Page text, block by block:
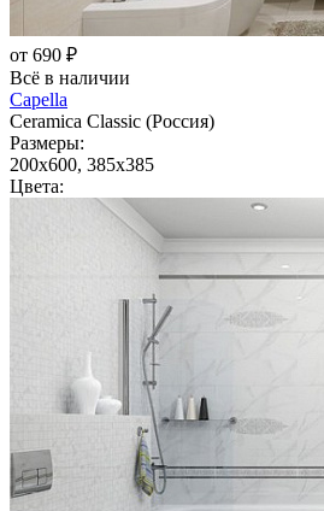
от 690 ₽
Всё в наличии
Capella
Ceramica Classic (Россия)
Размеры:
200x600, 385x385
Цвета: